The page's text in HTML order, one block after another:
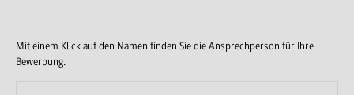
Mit einem Klick auf den Namen finden Sie die Ansprechperson für Ihre
Bewerbung.